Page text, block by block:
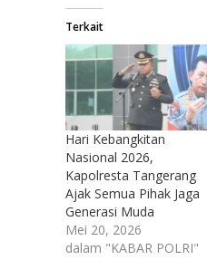
Terkait
Hari Kebangkitan
Nasional 2026,
Kapolresta Tangerang
Ajak Semua Pihak Jaga
Generasi Muda
Mei 20, 2026
dalam "KABAR POLRI"